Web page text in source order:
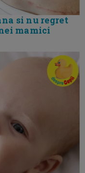
si nu regret
mamici